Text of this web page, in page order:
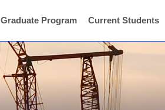
Graduate Program Current Students